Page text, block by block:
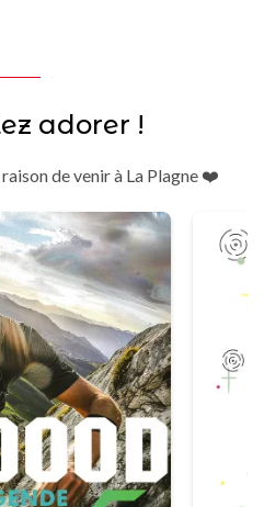
adorer !
de venir à La Plagne ❤️